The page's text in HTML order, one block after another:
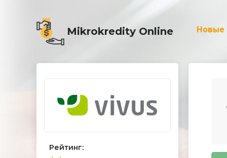
Mikrokredity Online
Рейтинг: